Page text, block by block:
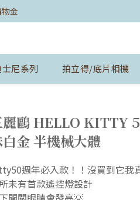
金
尼系列 拍立得/底片相機
麗鷗 HELLO KITTY
金 半機械大體
週年必入款！！沒買到它我
未有首款遙控燈設計